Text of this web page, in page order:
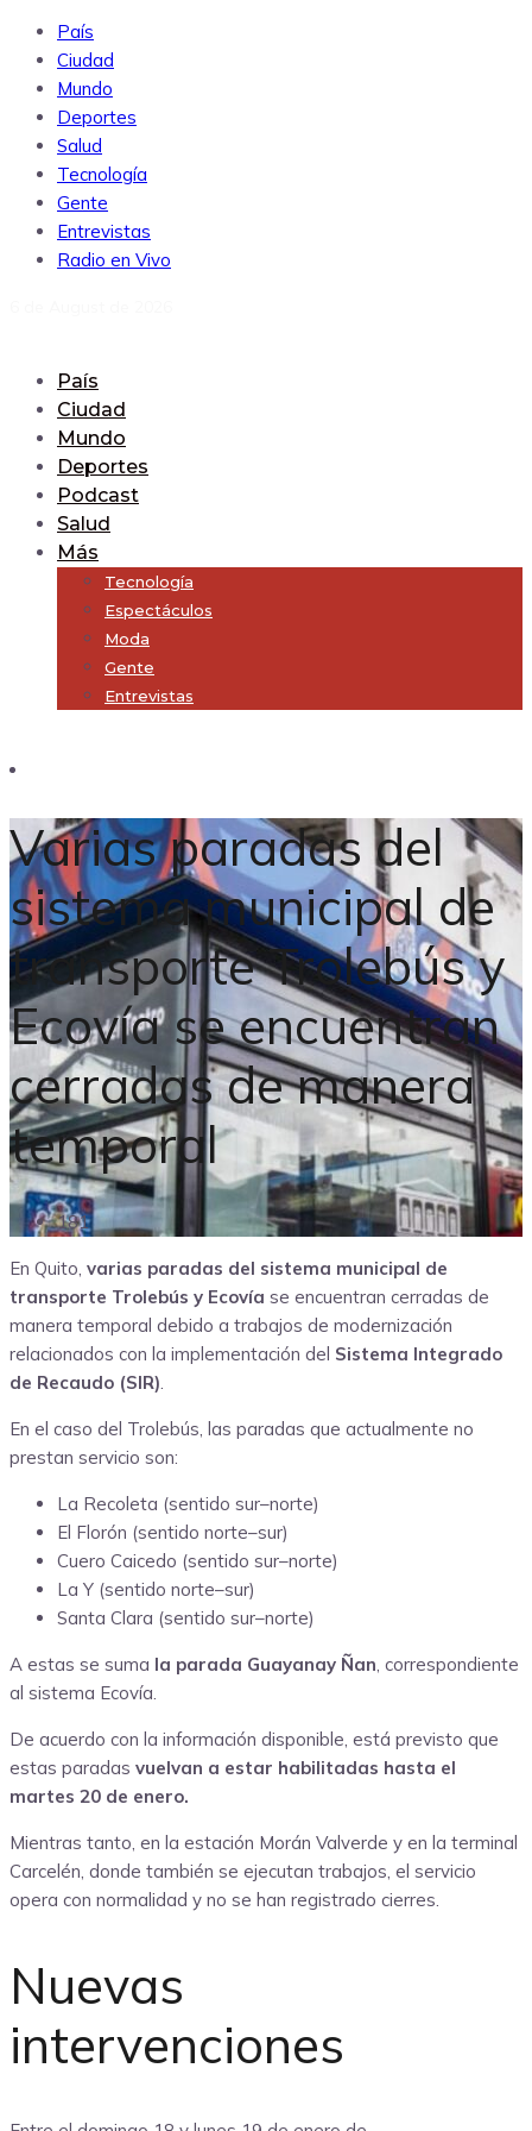
País
Ciudad
Mundo
Deportes
Salud
Tecnología
Gente
Entrevistas
Radio en Vivo
País
Ciudad
Mundo
Deportes
Podcast
Salud
Más
Tecnología
Espectáculos
Moda
Gente
Entrevistas
Varias paradas del
sistema municipal de
transporte Trolebús y
Ecovía se encuentran
cerradas de manera
temporal
181
En Quito, varias paradas del sistema municipal de
transporte Trolebús y Ecovía se encuentran cerradas de
manera temporal debido a trabajos de modernización
relacionados con la implementación del Sistema Integrado
de Recaudo (SIR).
En el caso del Trolebús, las paradas que actualmente no
prestan servicio son:
La Recoleta (sentido sur–norte)
El Florón (sentido norte–sur)
Cuero Caicedo (sentido sur–norte)
La Y (sentido norte–sur)
Santa Clara (sentido sur–norte)
A estas se suma la parada Guayanay Ñan, correspondiente
al sistema Ecovía.
De acuerdo con la información disponible, está previsto que
estas paradas vuelvan a estar habilitadas hasta el
martes 20 de enero.
Mientras tanto, en la estación Morán Valverde y en la terminal
Carcelén, donde también se ejecutan trabajos, el servicio
opera con normalidad y no se han registrado cierres.
Nuevas
intervenciones